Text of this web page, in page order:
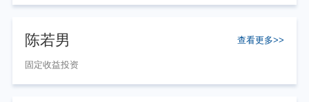
陈若男 查看更多>>
固定收益投资